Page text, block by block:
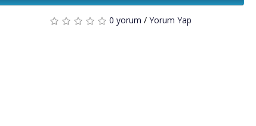
0 yorum / Yorum Yap